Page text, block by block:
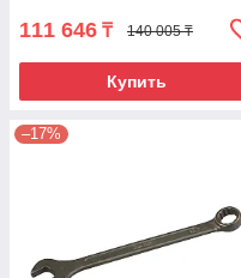
111 646 ₸ 140 005 ₸
Купить
–17%